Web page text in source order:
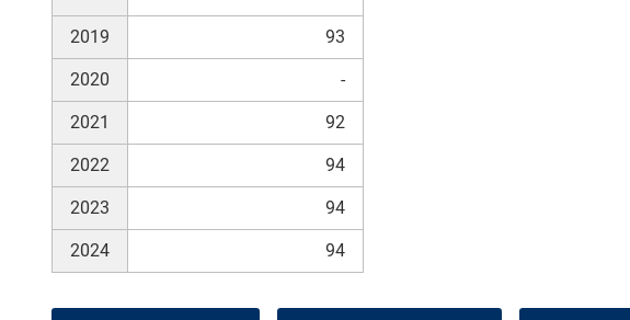
2019 93
2020 -
2021 92
2022 94
2023 94
2024 94